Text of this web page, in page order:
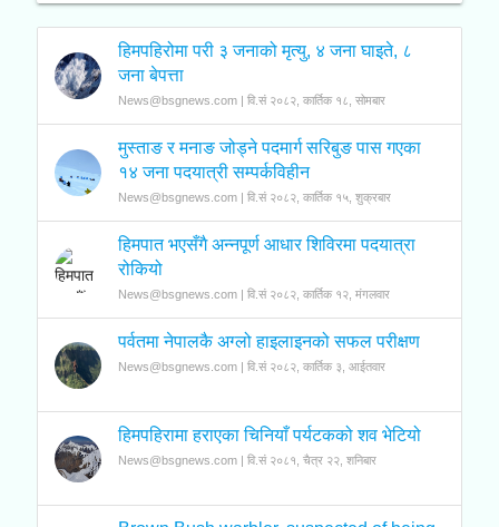
हिमपहिरोमा परी ३ जनाको मृत्यु, ४ जना घाइते, ८
जना बेपत्ता
News@bsgnews.com | वि.सं २०८२, कार्तिक १८, सोमबार
मुस्ताङ र मनाङ जोड्ने पदमार्ग सरिबुङ पास गएका
१४ जना पदयात्री सम्पर्कविहीन
News@bsgnews.com | वि.सं २०८२, कार्तिक १५, शुक्रबार
हिमपात भएसँगै अन्नपूर्ण आधार शिविरमा पदयात्रा
रोकियो
News@bsgnews.com | वि.सं २०८२, कार्तिक १२, मंगलवार
पर्वतमा नेपालकै अग्लो हाइलाइनको सफल परीक्षण
News@bsgnews.com | वि.सं २०८२, कार्तिक ३, आईतवार
हिमपहिरामा हराएका चिनियाँ पर्यटकको शव भेटियो
News@bsgnews.com | वि.सं २०८१, चैत्र २२, शनिबार